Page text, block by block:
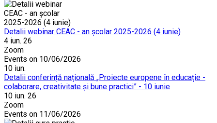
Detalii webinar CEAC - an școlar 2025-2026 (4 iunie)
4 iun. 26
Zoom
Events on 10/06/2026
10 iun.
Detalii conferință națională „Proiecte europene în educație -
colaborare, creativitate și bune practici” - 10 iunie
10 iun. 26
Zoom
Events on 11/06/2026